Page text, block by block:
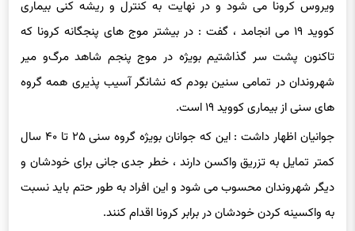
کووید ۱۹ می انجامد ، گفت : در بیشتر موج های پنجگانه کرونا که
تاکنون پشت سر گذاشتیم بویژه در موج پنجم شاهد مرگ‌و میر
شهروندان در تمامی سنین بودم که نشانگر آسیب پذیری همه گروه
های سنی از بیماری کووید ۱۹ است.
کمتر تمایل به تزریق واکسن دارند ، خطر جدی جانی برای خودشان و
دیگر شهروندان محسوب می شود و این افراد به طور حتم باید نسبت
به واکسینه کردن خودشان در برابر کرونا اقدام کنند.
معاون بهداشتی دانشگاه علوم پزشکی بابل با تاکید بر این که تزریق